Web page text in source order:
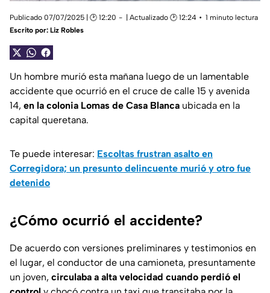
Publicado 07/07/2025 | 🕑 12:20 | Actualizado 🕑 12:24
1 minuto lectura
Escrito por: Liz Robles
Un hombre murió esta mañana luego de un lamentable
accidente que ocurrió en el cruce de calle 15 y avenida
14, en la colonia Lomas de Casa Blanca ubicada en la
capital queretana.
Te puede interesar: Escoltas frustran asalto en
Corregidora; un presunto delincuente murió y otro fue
detenido
¿Cómo ocurrió el accidente?
De acuerdo con versiones preliminares y testimonios en
el lugar, el conductor de una camioneta, presuntamente
un joven, circulaba a alta velocidad cuando perdió el